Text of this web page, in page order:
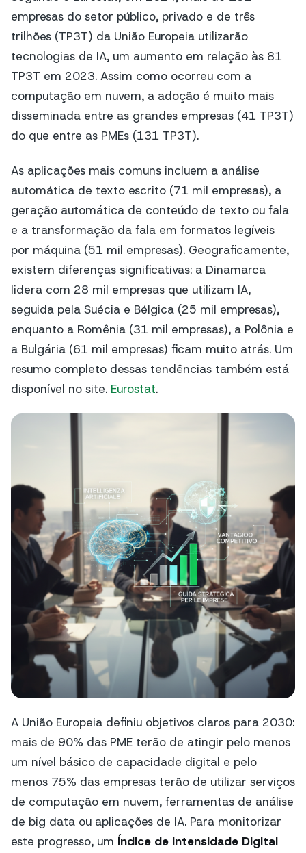
empresas do setor público, privado e de três
trilhões (TP3T) da União Europeia utilizarão
tecnologias de IA, um aumento em relação às 81
TP3T em 2023. Assim como ocorreu com a
computação em nuvem, a adoção é muito mais
disseminada entre as grandes empresas (41 TP3T)
do que entre as PMEs (131 TP3T).
As aplicações mais comuns incluem a análise
automática de texto escrito (71 mil empresas), a
geração automática de conteúdo de texto ou fala
e a transformação da fala em formatos legíveis
por máquina (51 mil empresas). Geograficamente,
existem diferenças significativas: a Dinamarca
lidera com 28 mil empresas que utilizam IA,
seguida pela Suécia e Bélgica (25 mil empresas),
enquanto a Romênia (31 mil empresas), a Polônia e
a Bulgária (61 mil empresas) ficam muito atrás. Um
resumo completo dessas tendências também está
disponível no site. Eurostat.
A União Europeia definiu objetivos claros para 2030:
mais de 90% das PME terão de atingir pelo menos
um nível básico de capacidade digital e pelo
menos 75% das empresas terão de utilizar serviços
de computação em nuvem, ferramentas de análise
de big data ou aplicações de IA. Para monitorizar
este progresso, um Índice de Intensidade Digital